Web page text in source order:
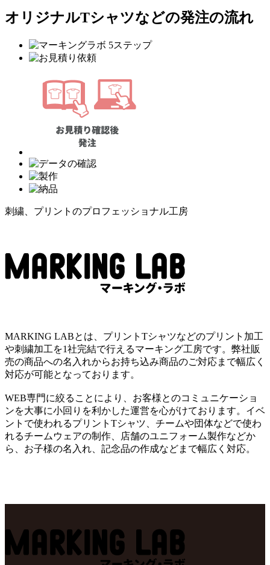
オリジナルTシャツなどの発注の流れ
刺繍、プリントのプロフェッショナル工房
MARKING LABとは、プリントTシャツなどのプリント加工
や刺繍加工を1社完結で行えるマーキング工房です。弊社販
売の商品への名入れからお持ち込み商品のご対応まで幅広く
対応が可能となっております。
WEB専門に絞ることにより、お客様とのコミュニケーショ
ンを大事に小回りを利かした運営を心がけております。イベ
ントで使われるプリントTシャツ、チームや団体などで使わ
れるチームウェアの制作、店舗のユニフォーム製作などか
ら、お子様の名入れ、記念品の作成などまで幅広く対応。